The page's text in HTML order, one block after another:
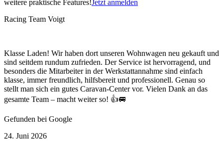
weitere praktische Features!Jetzt anmelden
Racing Team Voigt
Klasse Laden! Wir haben dort unseren Wohnwagen neu gekauft und
sind seitdem rundum zufrieden. Der Service ist hervorragend, und
besonders die Mitarbeiter in der Werkstattannahme sind einfach
klasse, immer freundlich, hilfsbereit und professionell. Genau so
stellt man sich ein gutes Caravan-Center vor. Vielen Dank an das
gesamte Team – macht weiter so! 👍🚐
Gefunden bei Google
24. Juni 2026